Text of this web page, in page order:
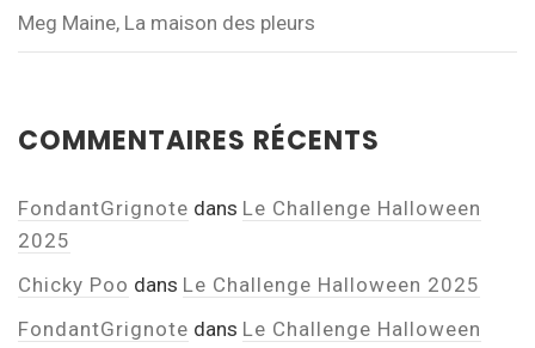
Meg Maine, La maison des pleurs
COMMENTAIRES RÉCENTS
FondantGrignote dans Le Challenge Halloween
2025
Chicky Poo dans Le Challenge Halloween 2025
FondantGrignote dans Le Challenge Halloween